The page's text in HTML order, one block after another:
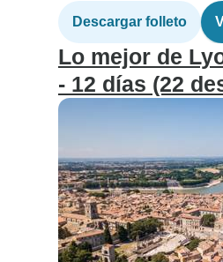
Descargar folleto
Lo mejor de
- 12 días (22